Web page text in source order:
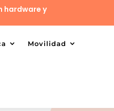
hardware y
Movilidad